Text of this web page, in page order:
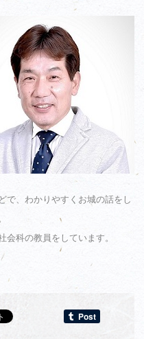
で、わかりやすくお城の話をし
科の教員をしています。